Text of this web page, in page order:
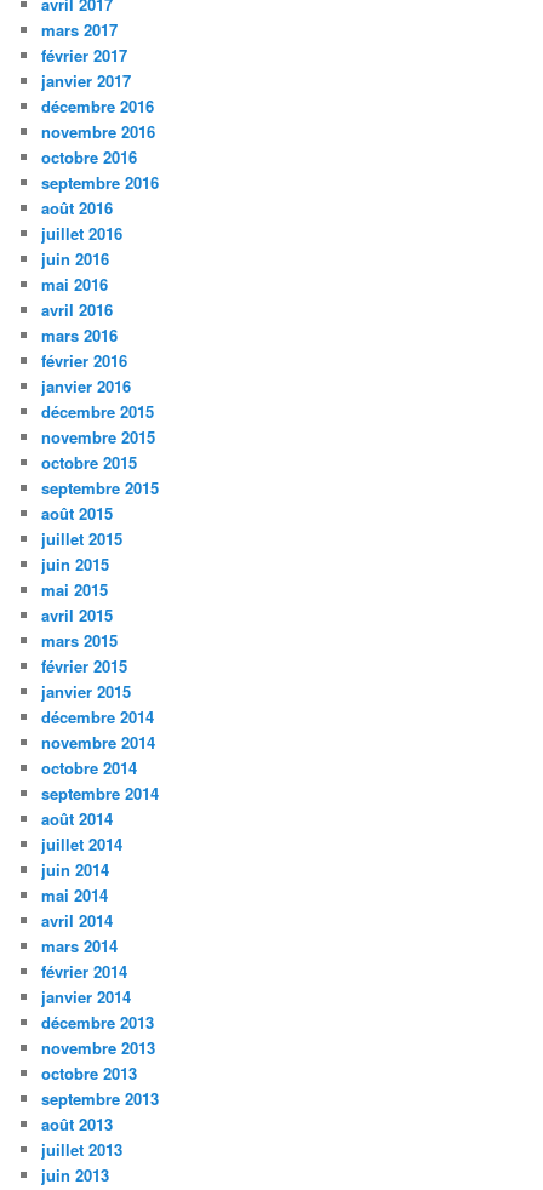
mars 2017
février 2017
janvier 2017
décembre 2016
novembre 2016
octobre 2016
septembre 2016
août 2016
juillet 2016
juin 2016
mai 2016
avril 2016
mars 2016
février 2016
janvier 2016
décembre 2015
novembre 2015
octobre 2015
septembre 2015
août 2015
juillet 2015
juin 2015
mai 2015
avril 2015
mars 2015
février 2015
janvier 2015
décembre 2014
novembre 2014
octobre 2014
septembre 2014
août 2014
juillet 2014
juin 2014
mai 2014
avril 2014
mars 2014
février 2014
janvier 2014
décembre 2013
novembre 2013
octobre 2013
septembre 2013
août 2013
juillet 2013
juin 2013